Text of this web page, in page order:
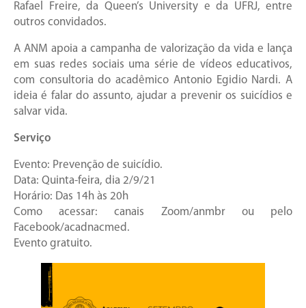
Rafael Freire, da Queen’s University e da UFRJ, entre
outros convidados.
A ANM apoia a campanha de valorização da vida e lança
em suas redes sociais uma série de vídeos educativos,
com consultoria do acadêmico Antonio Egidio Nardi. A
ideia é falar do assunto, ajudar a prevenir os suicídios e
salvar vida.
Serviço
Evento: Prevenção de suicídio.
Data: Quinta-feira, dia 2/9/21
Horário: Das 14h às 20h
Como acessar: canais Zoom/anmbr ou pelo
Facebook/acadnacmed.
Evento gratuito.